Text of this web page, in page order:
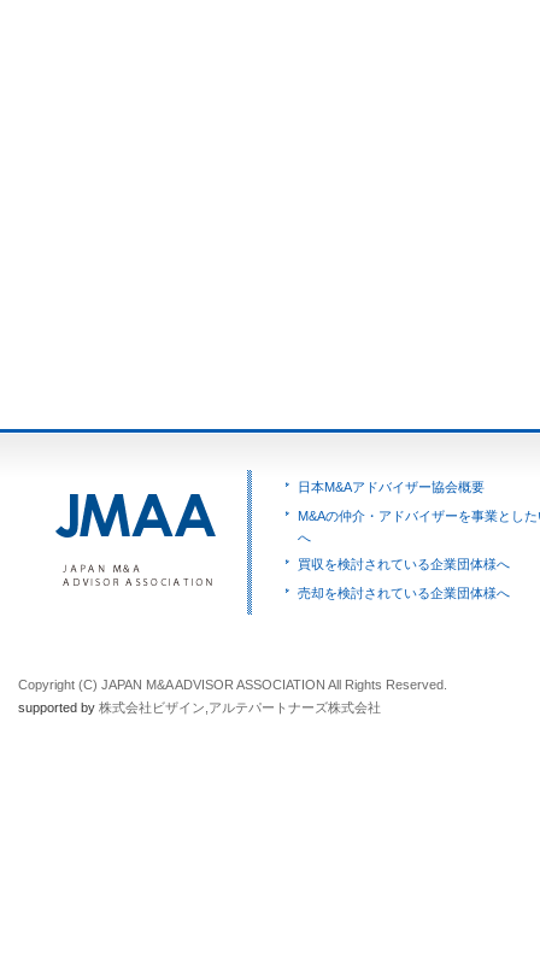
日本M&Aアドバイザー協会概要
M&Aの仲介・アドバイザーを事業とし
へ
買収を検討されている企業団体様へ
売却を検討されている企業団体様へ
Copyright (C) JAPAN M&A ADVISOR ASSOCIATION All Rights Reserved.
supported by 株式会社ビザイン アルテパートナーズ株式会社